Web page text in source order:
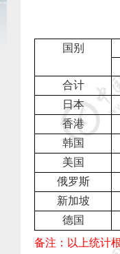
国别
合计
日本
香港
韩国
美国
俄罗斯
新加坡
德国
备注：以上统计